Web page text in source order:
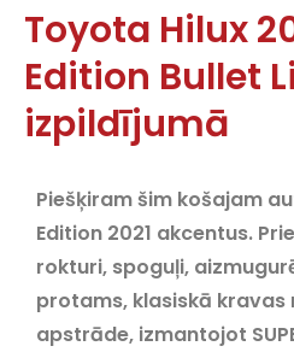
Toyota Hilux
Edition Bullet
izpildījumā
Piešķiram šim košajam
Edition 2021 akcentus.
rokturi, spoguļi,
protams, klasiskā kravas
apstrāde, izmantojot